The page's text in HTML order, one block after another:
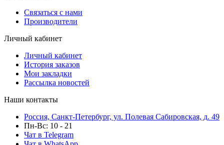
Связаться с нами
Производители
Личный кабинет
Личный кабинет
История заказов
Мои закладки
Рассылка новостей
Наши контакты
Россия, Санкт-Петербург, ул. Полевая Сабировская, д. 49
Пн-Вс: 10 - 21
Чат в Telegram